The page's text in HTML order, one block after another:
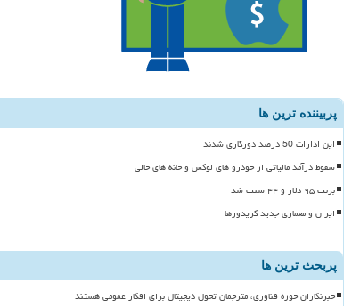
پربیننده ترین ها
این ادارات 50 درصد دورکاری شدند
سقوط درآمد مالیاتی از خودرو های لوکس و خانه های خالی
برنت ۹۵ دلار و ۴۴ سنت شد
ایران و معماری جدید کریدورها
پربحث ترین ها
خبرنگاران حوزه فناوری، مترجمان تحول دیجیتال برای افکار عمومی هستند